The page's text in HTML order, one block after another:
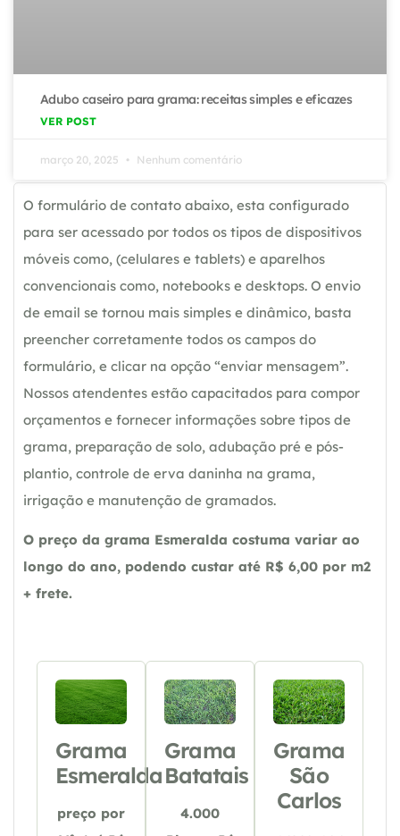
Adubo caseiro para grama: receitas simples e eficazes
VER POST
março 20, 2025 Nenhum comentário
O formulário de contato abaixo, esta configurado
para ser acessado por todos os tipos de dispositivos
móveis como, (celulares e tablets) e aparelhos
convencionais como, notebooks e desktops. O envio
de email se tornou mais simples e dinâmico, basta
preencher corretamente todos os campos do
formulário, e clicar na opção “enviar mensagem”.
Nossos atendentes estão capacitados para compor
orçamentos e fornecer informações sobre tipos de
grama, preparação de solo, adubação pré e pós-
plantio, controle de erva daninha na grama,
irrigação e manutenção de gramados.
O preço da grama Esmeralda costuma variar ao
longo do ano, podendo custar até R$ 6,00 por m2
+ frete.
Grama
Esmeralda
preço por
Grama
Batatais
4.000
Grama
São
Carlos